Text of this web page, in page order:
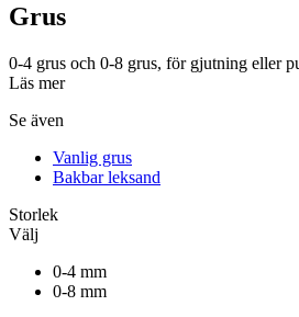
Grus
0-4 grus och 0-8 grus, för gjutning eller
Läs mer
Se även
Vanlig grus
Bakbar leksand
Storlek
Välj
0-4 mm
0-8 mm